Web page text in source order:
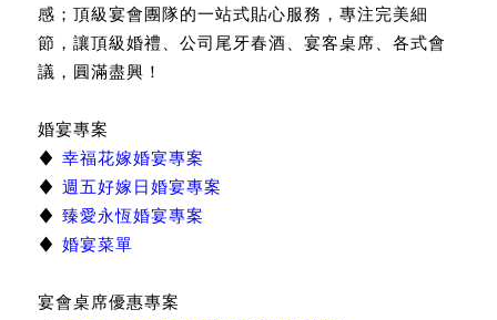
感；頂級宴會團隊的一站式貼心服務， 專注完美細
節， 讓頂級婚禮、公司尾牙春酒、宴客桌席、各式會
議， 圓滿盡興 ！
婚宴專案
♦ 幸福花嫁婚宴專案
♦ 週五好嫁日婚宴專案
♦ 臻愛永恆婚宴專案
♦ 婚宴菜單
宴會桌席優惠專案